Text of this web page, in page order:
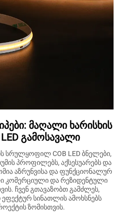
მაღალი ხარისხის
გამოსავალი
სრულყოფილ COB LED ბნელები,
პროფილებს, აქსესუარებს და
აზრუნვისა და ფუნქციონალურ
კომერციული და რეზიდენტული
ჩვენ გთავაზობთ გამძლეს,
სინათლის ამოხსნებს
ზომისთვის.